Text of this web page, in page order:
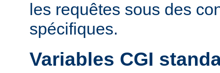
les requêtes sous des
spécifiques.
Variables CGI